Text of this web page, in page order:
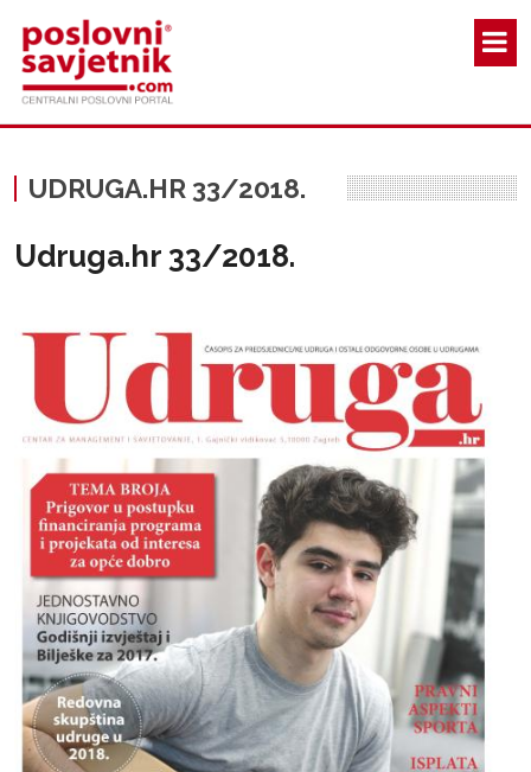
UDRUGA.HR 33/2018.
Udruga.hr 33/2018.